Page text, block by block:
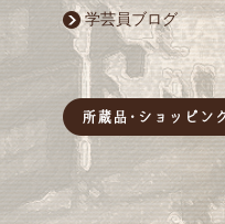
学芸員ブログ